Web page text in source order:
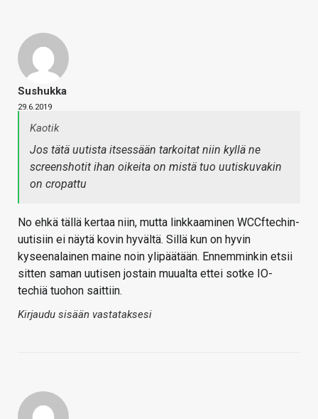
Sushukka
29.6.2019
Kaotik
Jos tätä uutista itsessään tarkoitat niin kyllä ne
screenshotit ihan oikeita on mistä tuo uutiskuvakin
on cropattu
No ehkä tällä kertaa niin, mutta linkkaaminen WCCftechin-
uutisiin ei näytä kovin hyvältä. Sillä kun on hyvin
kyseenalainen maine noin ylipäätään. Ennemminkin etsii
sitten saman uutisen jostain muualta ettei sotke IO-
techiä tuohon saittiin.
Kirjaudu sisään vastataksesi